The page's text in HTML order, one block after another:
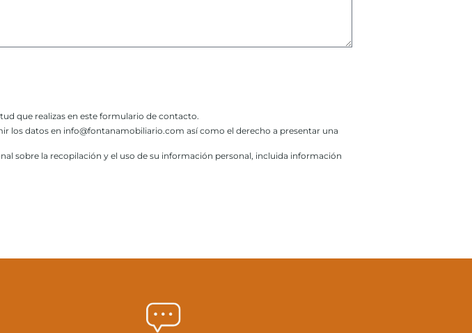
que realizas en este formulario de contacto.
los datos en info@fontanamobiliario.com así como el derecho a presentar una
sobre la recopilación y el uso de su información personal, incluida información